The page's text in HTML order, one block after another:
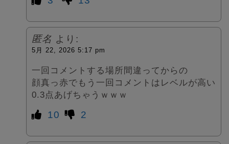
匿名 より:
5月 22, 2026 5:17 pm
一回コメントする場所間違ってからの
顔真っ赤でもう一回コメントはレベルが高い
0.3点あげちゃうｗｗｗ
10 2